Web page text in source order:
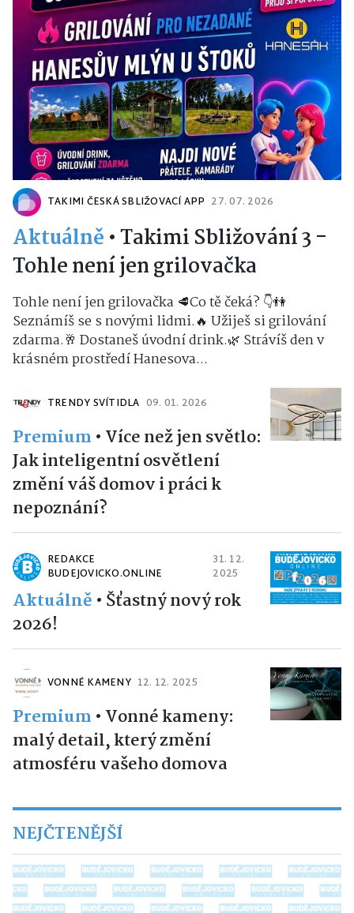
TAKIMI ČESKÁ SBLIŽOVACÍ APP 27. 07. 2026
Aktuálně •Takimi Sbližování 3 -
Tohle není jen grilovačka
Tohle není jen grilovačka 🥩Co tě čeká? 👇👫
Seznámíš se s novými lidmi.🔥 Užiješ si grilování
zdarma.🥂 Dostaneš úvodní drink.🌿 Strávíš den v
krásném prostředí Hanesova...
TRENDY SVÍTIDLA 09. 01. 2026
Premium • Více než jen světlo:
Jak inteligentní osvětlení
změní váš domov i práci k
nepoznání?
REDAKCE
BUDEJOVICKO.ONLINE
31. 12.
2025
Aktuálně • Šťastný nový rok
2026!
VONNÉ KAMENY 12. 12. 2025
Premium • Vonné kameny:
malý detail, který změní
atmosféru vašeho domova
NEJČTENĚJŠÍ